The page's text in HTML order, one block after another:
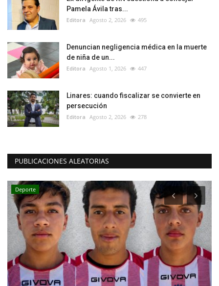
Pamela Ávila tras...
Editora Agosto 2, 2026 495
Denuncian negligencia médica en la muerte
de niña de un...
Editora Agosto 1, 2026 447
Linares: cuando fiscalizar se convierte en
persecución
Editora Agosto 2, 2026 278
PUBLICACIONES ALEATORIAS
Deporte